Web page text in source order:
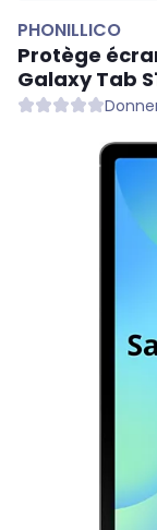
PHONILLICO
Protège
Galaxy Tab